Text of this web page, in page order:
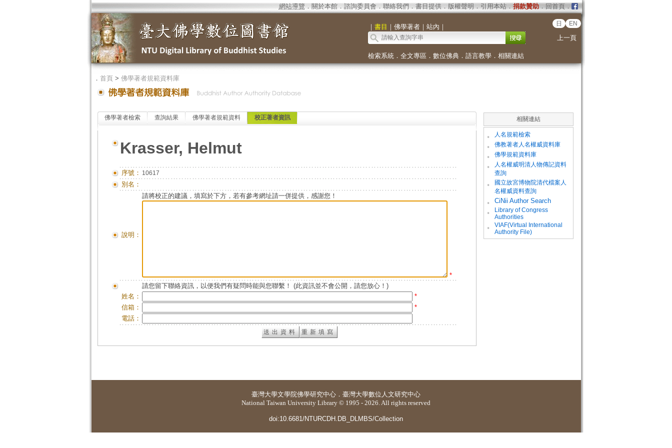
網站導覽 ． 關於本館． 諮詢委員會． 聯絡我們 ． 書目提供． 版權聲明 ． 引用本站． 捐款贊助．回首頁．
｜ 書目 ｜ 佛學著者｜ 站內 ｜ 日 EN
上一頁
檢索系統． 全文專區 ． 數位佛典． 語言教學． 相關連結
． 首頁> 佛學著者規範資料庫
佛學著者檢索 查詢結果 佛學著者規範資料 校正著者資訊
Krasser, Helmut
序號： 10617
別名：
說明：
請將校正的建議，填寫於下方，若有參考網址請一併提供，感謝您！
*
請您留下聯絡資訊，以便我們有疑問時能與您聯繫！ (此資訊並不會公開，請您放心！)
姓名：
*
信箱：
*
電話：
相關連結
。 人名規範檢索
。 佛教著者人名權威資料庫
。 佛學規範資料庫
。
人名權威明清人物傳記資料
查詢
。
國立故宮博物院清代檔案人
名權威資料查詢
。
CiNii Author Search
。
Library of Congress
Authorities
。
VIAF(Virtual International
Authority File)
臺灣大學文學院佛學研究中心 ． 臺灣大學數位人文研究中心
National Taiwan University Library © 1995 - 2026. All rights reserved
doi:10.6681/NTURCDH.DB_DLMBS/Collection